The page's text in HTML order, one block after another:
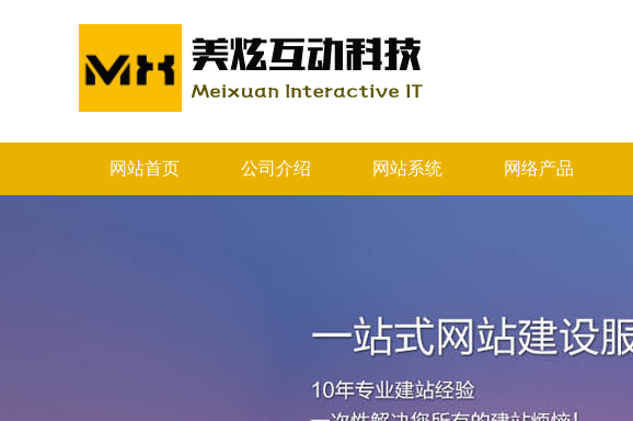
网站首页 公司介绍 网站系统 网络产品